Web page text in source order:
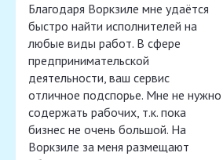
Благодаря Воркзиле мне удаётся
быстро найти исполнителей на
любые виды работ. В сфере
предпринимательской
деятельности, ваш сервис
отличное подспорье. Мне не нужно
содержать рабочих, т.к. пока
бизнес не очень большой. На
Воркзиле за меня размещают